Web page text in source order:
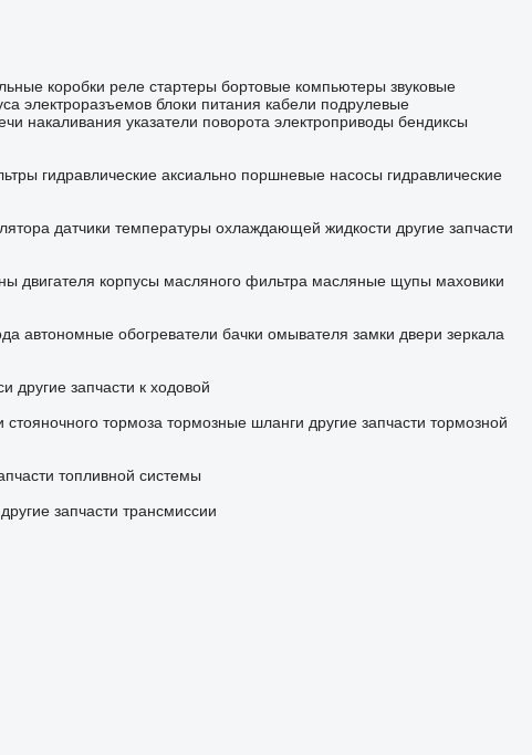
коробки реле стартеры бортовые компьютеры звуковые
электроразъемов блоки питания кабели подрулевые
накаливания указатели поворота электроприводы бендиксы
гидравлические аксиально поршневые насосы гидравлические
датчики температуры охлаждающей жидкости другие запчасти
двигателя корпусы масляного фильтра масляные щупы маховики
автономные обогреватели бачки омывателя замки двери зеркала
другие запчасти к ходовой
стояночного тормоза тормозные шланги другие запчасти тормозной
топливной системы
другие запчасти трансмиссии